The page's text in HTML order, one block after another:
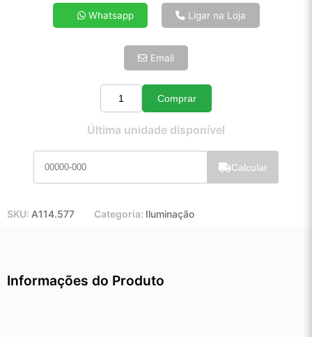
4x de R$ 11,08
5x de R$ 8,98
Whatsapp Ligar na Loja
Email
Quantidade
Comprar
Última unidade disponível
Calcular
SKU: A114.577 Categoria: Iluminação
Informações do Produto